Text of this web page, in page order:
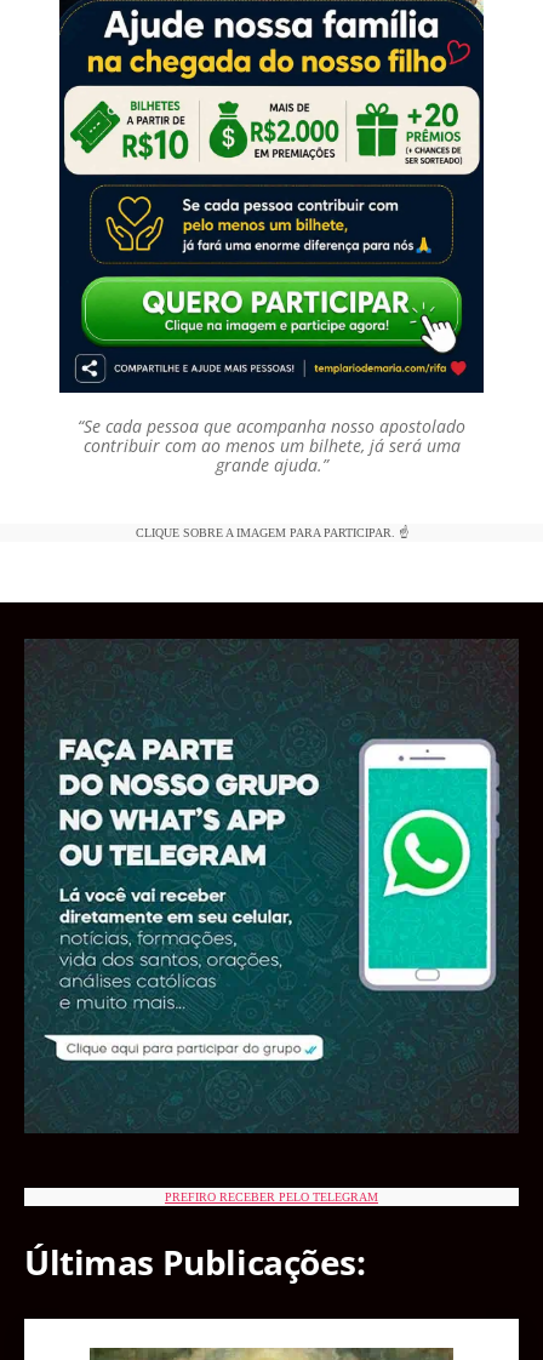
“Se cada pessoa que acompanha nosso apostolado
contribuir com ao menos um bilhete, já será uma
grande ajuda.”
CLIQUE SOBRE A IMAGEM PARA PARTICIPAR. ☝️
PREFIRO RECEBER PELO TELEGRAM
Últimas Publicações: